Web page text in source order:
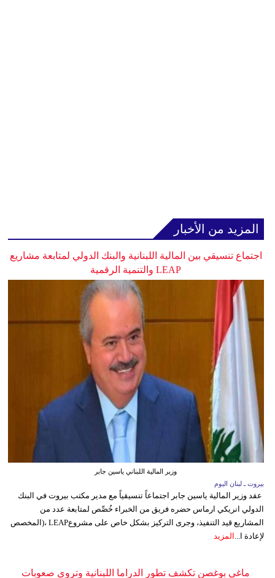
المزيد من الأخبار
اجتماع تنسيقي بين المالية اللبنانية والبنك الدولي لمتابعة مشاريع
LEAP والتنمية الرقمية
وزير المالية اللبناني ياسين جابر
بيروت ـ لبنان اليوم
عقد وزير المالية ياسين جابر اجتماعاً تنسيقياً مع مدير مكتب بيروت في البنك
الدولي انريكي ارماس حضره فريق من الخبراء خُصِّص لمتابعة عدد من
المشاريع قيد التنفيذ، وجرى التركيز بشكل خاص على مشروعLEAP ،(المخصص
لإعادة ا...
المزيد
ماغي بوغصن تكشف تطور الدراما اللبنانية وتروي صعوبات